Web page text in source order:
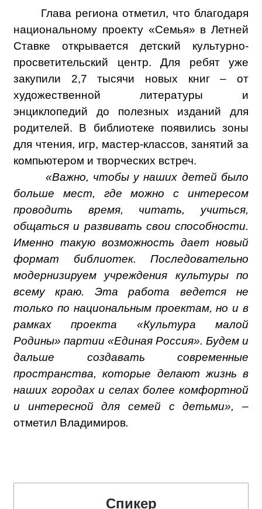
Глава региона отметил, что благодаря
национальному проекту «Семья» в Летней
Ставке открывается детский культурно-
просветительский центр. Для ребят уже
закупили 2,7 тысячи новых книг – от
художественной литературы и
энциклопедий до полезных изданий для
родителей. В библиотеке появились зоны
для чтения, игр, мастер-классов, занятий за
компьютером и творческих встреч.
«Важно, чтобы у наших детей было
больше мест, где можно с интересом
проводить время, читать, учиться,
общаться и развивать свои способности.
Именно такую возможность дает новый
формат библиотек. Последовательно
модернизируем учреждения культуры по
всему краю. Эта работа ведется не
только по национальным проектам, но и в
рамках проекта «Культура малой
Родины» партии «Единая Россия». Будем и
дальше создавать современные
пространства, которые делают жизнь в
наших городах и селах более комфортной
и интересной для семей с детьми», –
отметил Владимиров.
Спикер